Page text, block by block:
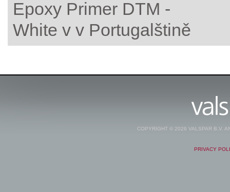
Epoxy Primer DTM -
White v v Portugalštině
COPYRIGHT © 2026 VALSPAR B.V.
PRIVACY